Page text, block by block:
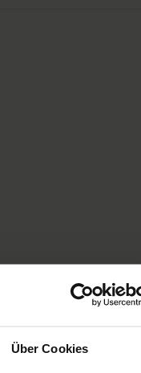
Über Cookies